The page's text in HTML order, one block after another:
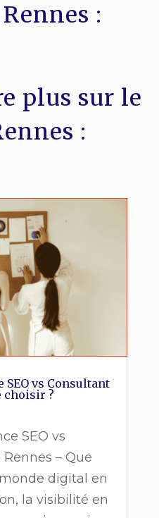
:
plus sur le
:
SEO vs Consultant
choisir ?
SEO vs
– Que
digital en
la visibilité en